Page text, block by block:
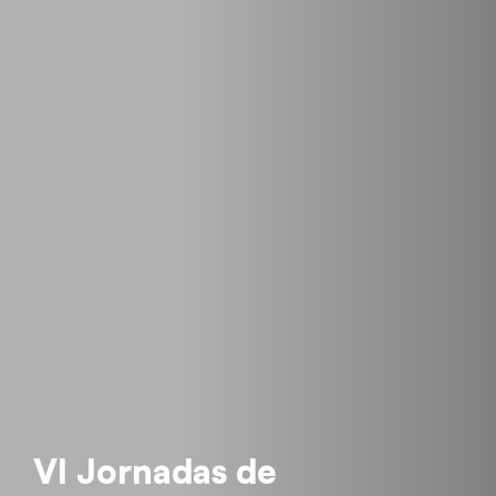
VI Jornadas de